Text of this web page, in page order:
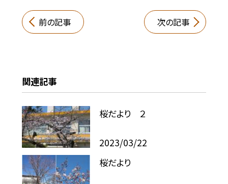
前の記事 次の記事
関連記事
桜だより ２
2023/03/22
桜だより